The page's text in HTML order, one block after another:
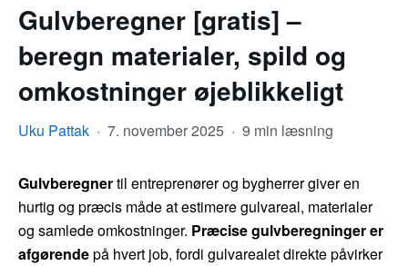
Gulvberegner [gratis] –
beregn materialer, spild og
omkostninger øjeblikkeligt
Uku Pattak · 7. november 2025 · 9 min læsning
Gulvberegnertil entreprenører og bygherrer giver en
hurtig og præcis måde at estimere gulvareal, materialer
og samlede omkostninger. Præcise gulvberegninger er
afgørendepå hvert job, fordi gulvarealet direkte påvirker